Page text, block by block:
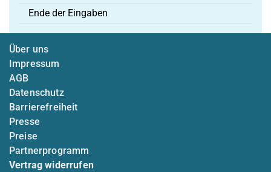
Ende der Eingaben
Über uns
Impressum
AGB
Datenschutz
Barrierefreiheit
Presse
Preise
Partnerprogramm
Vertrag widerrufen